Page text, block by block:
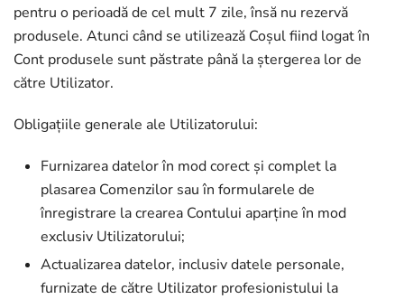
pentru o perioadă de cel mult 7 zile, însă nu rezervă
produsele. Atunci când se utilizează Coșul fiind logat în
Cont produsele sunt păstrate până la ștergerea lor de
către Utilizator.
Obligațiile generale ale Utilizatorului:
Furnizarea datelor în mod corect și complet la
plasarea Comenzilor sau în formularele de
înregistrare la crearea Contului aparține în mod
exclusiv Utilizatorului;
Actualizarea datelor, inclusiv datele personale,
furnizate de către Utilizator profesionistului la